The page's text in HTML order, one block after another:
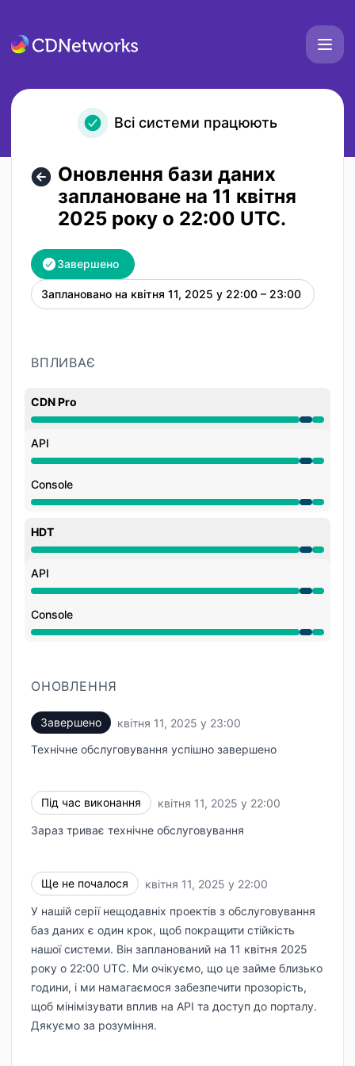
Всі системи працюють
Оновлення бази даних
заплановане на 11 квітня
2025 року о 22:00 UTC.
Завершено
Заплановано на квітня 11, 2025 у 22:00 – 23:00 UTC
ВПЛИВАЄ
CDN Pro
На технічному обслуговуванні від 10:00 PM до
API
На технічному обслуговуванні від 10:00 PM до
Console
На технічному обслуговуванні від 10:00 PM до
HDT
На технічному обслуговуванні від 10:00 PM до
API
На технічному обслуговуванні від 10:00 PM до
Console
На технічному обслуговуванні від 10:00 PM до
ОНОВЛЕННЯ
Завершено квітня 11, 2025 у 23:00
Технічне обслуговування успішно завершено
Під час виконання квітня 11, 2025 у 22:00
Зараз триває технічне обслуговування
Ще не почалося квітня 11, 2025 у 22:00
У нашій серії нещодавніх проектів з обслуговування
баз даних є один крок, щоб покращити стійкість
нашої системи. Він запланований на 11 квітня 2025
року о 22:00 UTC. Ми очікуємо, що це займе близько
години, і ми намагаємося забезпечити прозорість,
щоб мінімізувати вплив на API та доступ до порталу.
Дякуємо за розуміння.